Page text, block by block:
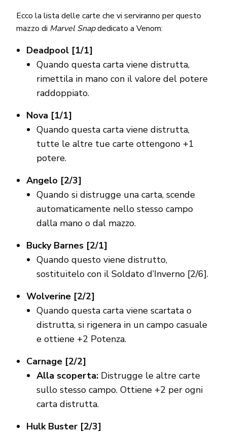
Ecco la lista delle carte che vi serviranno per questo
mazzo di Marvel Snapdedicato a Venom:
Deadpool [1/1]
Quando questa carta viene distrutta,
rimettila in mano con il valore del potere
raddoppiato.
Nova [1/1]
Quando questa carta viene distrutta,
tutte le altre tue carte ottengono +1
potere.
Angelo [2/3]
Quando si distrugge una carta, scende
automaticamente nello stesso campo
dalla mano o dal mazzo.
Bucky Barnes [2/1]
Quando questo viene distrutto,
sostituitelo con il Soldato d’Inverno [2/6].
Wolverine [2/2]
Quando questa carta viene scartata o
distrutta, si rigenera in un campo casuale
e ottiene +2 Potenza.
Carnage [2/2]
Alla scoperta:Distrugge le altre carte
sullo stesso campo. Ottiene +2 per ogni
carta distrutta.
Hulk Buster [2/3]